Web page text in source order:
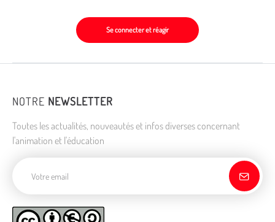
Se connecter et réagir
NOTRE NEWSLETTER
Toutes les actualités, nouveautés et infos diverses concernant
l'animation et l'éducation